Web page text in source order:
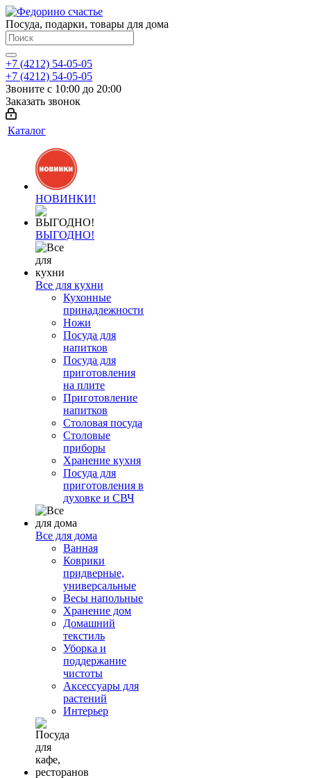
Посуда, подарки, товары для дома
+7 (4212) 54-05-05
+7 (4212) 54-05-05
Звоните с 10:00 до 20:00
Заказать звонок
Каталог
НОВИНКИ!
ВЫГОДНО!
Все для кухни
Кухонные
принадлежности
Ножи
Посуда для
напитков
Посуда для
приготовления
на плите
Приготовление
напитков
Столовая посуда
Столовые
приборы
Хранение кухня
Посуда для
приготовления в
духовке и СВЧ
Все для дома
Ванная
Коврики
придверные,
универсальные
Весы напольные
Хранение дом
Домашний
текстиль
Уборка и
поддержание
чистоты
Аксессуары для
растений
Интерьер